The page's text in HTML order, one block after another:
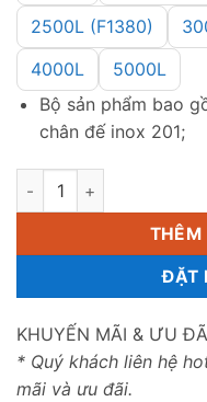
2500L (F1380)
4000L
5000L
Bộ sản phẩm bao
chân đế inox 201;
Bồn inox Sơn Hà 1500L
THÊM
ĐẶT
KHUYẾN MÃI & ƯU
* Quý khách liên hệ
mãi và ưu đãi.